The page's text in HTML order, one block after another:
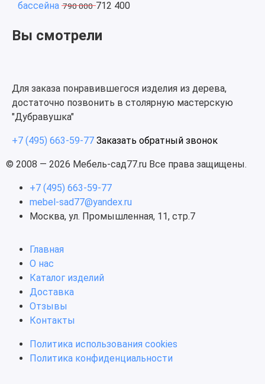
бассейна 790 000712 400
Вы смотрели
Для заказа понравившегося изделия из дерева,
достаточно позвонить в столярную мастерскую
"Дубравушка"
+7 (495) 663-59-77 Заказать обратный звонок
© 2008 — 2026 Мебель-сад77.ru Все права защищены.
+7 (495) 663-59-77
mebel-sad77@yandex.ru
Москва, ул. Промышленная, 11, стр.7
Главная
О нас
Каталог изделий
Доставка
Отзывы
Контакты
Политика использования cookies
Политика конфиденциальности